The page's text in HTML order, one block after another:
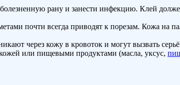
болезненную рану и занести инфекцию. Клей
почти всегда приводят к порезам. Кожа на
через кожу в кровоток и могут вызвать
или пищевыми продуктами (масла, уксус,